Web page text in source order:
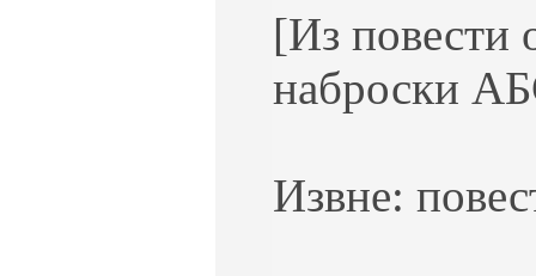
[Из повести
наброски
Извне: